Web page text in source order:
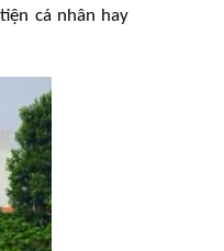
cá nhân hay